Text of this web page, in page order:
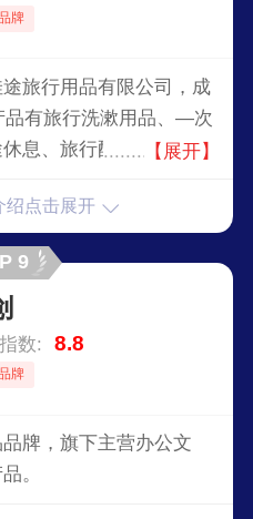
牌
旅行用品有限公司，成
品有旅行洗漱用品、—次
息、旅行配件、应急备
质的旅行体验。
【展开】
绍点击展开
9
数: 8.8
牌
牌，旗下主营办公文
。